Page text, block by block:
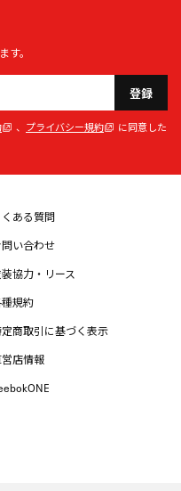
。
登録
、 プライバシー規約
に同意した
ある質問
い合わせ
協力・リース
規約
商取引に基づく表示
店情報